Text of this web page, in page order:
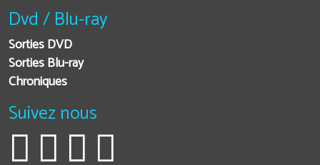
Dvd / Blu-ray
Sorties DVD
Sorties Blu-ray
Chroniques
Suivez nous